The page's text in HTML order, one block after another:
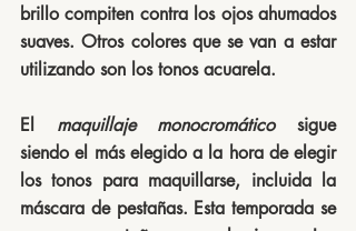
brillo compiten contra los ojos ahumados
suaves. Otros colores que se van a estar
utilizando son los tonos acuarela.
El maquillaje monocromático sigue
siendo el más elegido a la hora de elegir
los tonos para maquillarse, incluida la
máscara de pestañas. Esta temporada se